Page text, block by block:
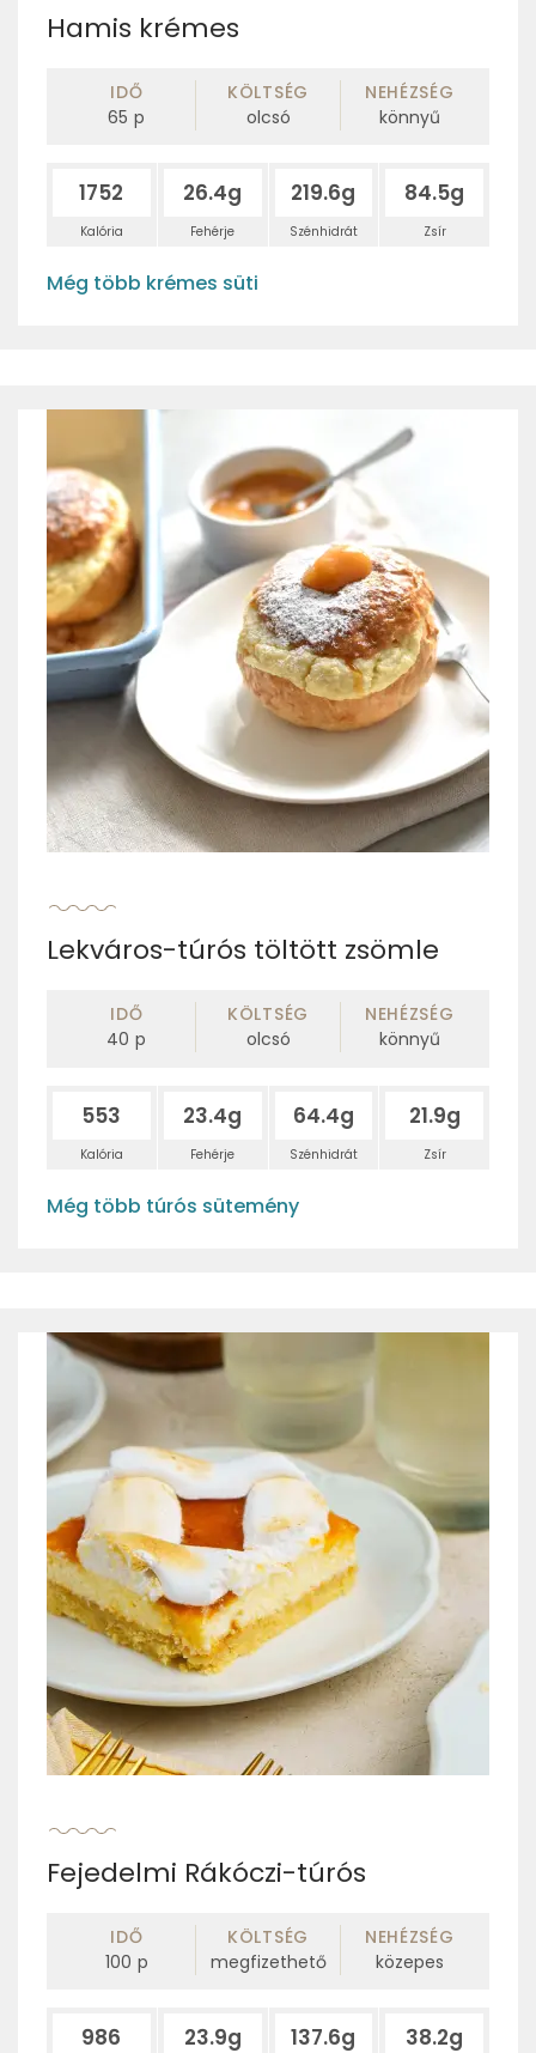
Hamis krémes
IDŐ
65 p
KÖLTSÉG
olcsó
NEHÉZSÉG
könnyű
1752
Kalória
26.4g
Fehérje
219.6g
Szénhidrát
84.5g
Zsír
Még több krémes süti
Lekváros-túrós töltött zsömle
IDŐ
40 p
KÖLTSÉG
olcsó
NEHÉZSÉG
könnyű
553
Kalória
23.4g
Fehérje
64.4g
Szénhidrát
21.9g
Zsír
Még több túrós sütemény
Fejedelmi Rákóczi-túrós
IDŐ
100 p
KÖLTSÉG
megfizethető
NEHÉZSÉG
közepes
986 23.9g 137.6g 38.2g